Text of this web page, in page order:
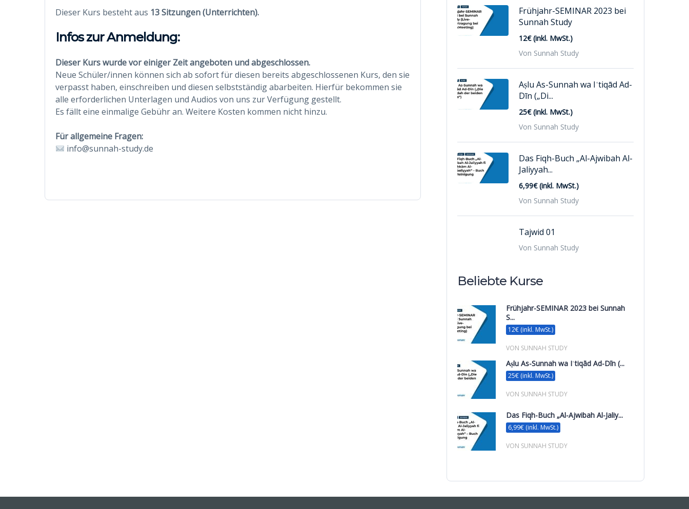
Dieser Kurs besteht aus 13 Sitzungen (Unterrichten).
Infos zur Anmeldung:
Dieser Kurs wurde vor einiger Zeit angeboten und abgeschlossen.
Neue Schüler/innen können sich ab sofort für diesen bereits abgeschlossenen Kurs, den sie
verpasst haben, einschreiben und diesen selbstständig abarbeiten. Hierfür bekommen sie
alle erforderlichen Unterlagen und Audios von uns zur Verfügung gestellt.
Es fällt eine einmalige Gebühr an. Weitere Kosten kommen nicht hinzu.
Für allgemeine Fragen:
info@sunnah-study.de
Frühjahr-SEMINAR 2023 bei
Sunnah Study
12€ (inkl. MwSt.)
Von Sunnah Study
Aṣlu As-Sunnah wa Iʿtiqād Ad-
Dīn („Di...
25€ (inkl. MwSt.)
Von Sunnah Study
Das Fiqh-Buch „Al-Ajwibah Al-
Jaliyyah...
6,99€ (inkl. MwSt.)
Von Sunnah Study
Tajwid 01
Von Sunnah Study
Beliebte Kurse
Frühjahr-SEMINAR 2023 bei Sunnah
S...
12€ (inkl. MwSt.)
VON SUNNAH STUDY
Aṣlu As-Sunnah wa Iʿtiqād Ad-Dīn (...
25€ (inkl. MwSt.)
VON SUNNAH STUDY
Das Fiqh-Buch „Al-Ajwibah Al-Jaliy...
6,99€ (inkl. MwSt.)
VON SUNNAH STUDY